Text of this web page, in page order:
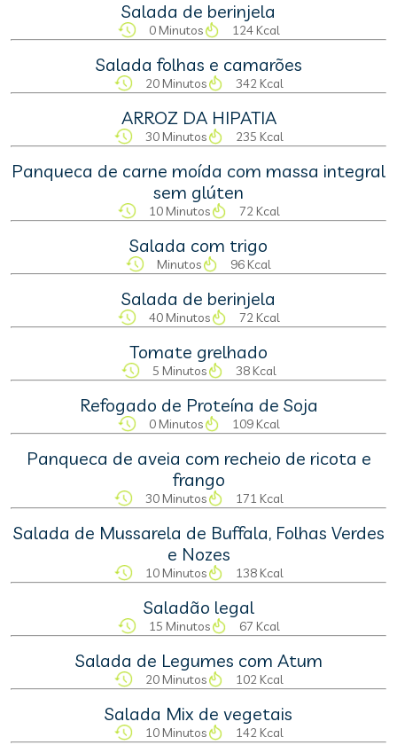
Salada de berinjela
0 Minutos 124 Kcal
Salada folhas e camarões
20 Minutos 342 Kcal
ARROZ DA HIPATIA
30 Minutos 235 Kcal
Panqueca de carne moída com massa integral
sem glúten
10 Minutos 72 Kcal
Salada com trigo
Minutos 96 Kcal
Salada de berinjela
40 Minutos 72 Kcal
Tomate grelhado
5 Minutos 38 Kcal
Refogado de Proteína de Soja
0 Minutos 109 Kcal
Panqueca de aveia com recheio de ricota e
frango
30 Minutos 171 Kcal
Salada de Mussarela de Buffala, Folhas Verdes
e Nozes
10 Minutos 138 Kcal
Saladão legal
15 Minutos 67 Kcal
Salada de Legumes com Atum
20 Minutos 102 Kcal
Salada Mix de vegetais
10 Minutos 142 Kcal